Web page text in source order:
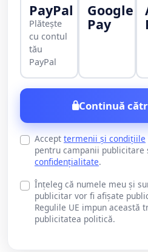
PayPal
Plătește
cu contul
tău
PayPal
Google
Pay
Continuă
Accept termenii și condițiile
pentru campanii publicitare
confidențialitate.
Înțeleg că numele meu și
publicitar vor fi afișate
Regulile UE impun această
publicitatea politică.